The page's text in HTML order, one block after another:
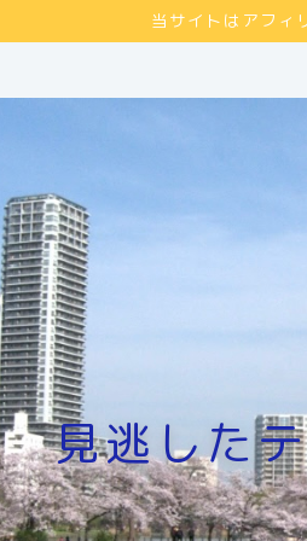
当サイトはアフィ
見逃した